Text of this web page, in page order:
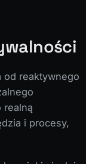
od reaktywnego
realną
i procesy,